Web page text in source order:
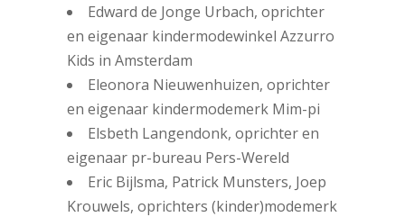
Edward de Jonge Urbach, oprichter
en eigenaar kindermodewinkel Azzurro
Kids in Amsterdam
Eleonora Nieuwenhuizen, oprichter
en eigenaar kindermodemerk Mim-pi
Elsbeth Langendonk, oprichter en
eigenaar pr-bureau Pers-Wereld
Eric Bijlsma, Patrick Munsters, Joep
Krouwels, oprichters (kinder)modemerk